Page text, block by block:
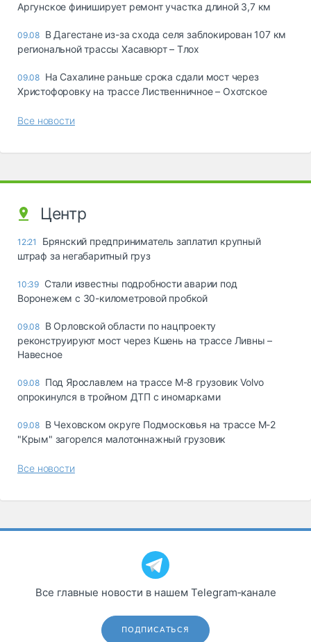
Аргунское финиширует ремонт участка длиной 3,7 км
09.08 В Дагестане из-за схода селя заблокирован 107 км
региональной трассы Хасавюрт – Тлох
09.08 На Сахалине раньше срока сдали мост через
Христофоровку на трассе Лиственничное – Охотское
Все новости
Центр
12:21
Брянский предприниматель заплатил крупный
штраф за негабаритный груз
10:39 Стали известны подробности аварии под
Воронежем с 30-километровой пробкой
09.08 В Орловской области по нацпроекту
реконструируют мост через Кшень на трассе Ливны –
Навесное
09.08 Под Ярославлем на трассе М-8 грузовик Volvo
опрокинулся в тройном ДТП с иномарками
09.08 В Чеховском округе Подмосковья на трассе М-2
"Крым" загорелся малотоннажный грузовик
Все новости
Все главные новости в нашем Telegram‑канале
ПОДПИСАТЬСЯ